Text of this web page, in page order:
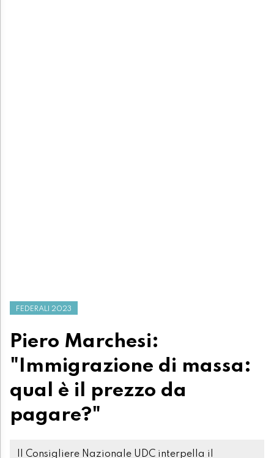
FEDERALI 2023
Piero Marchesi:
"Immigrazione di massa:
qual è il prezzo da
pagare?"
Il Consigliere Nazionale UDC interpella il